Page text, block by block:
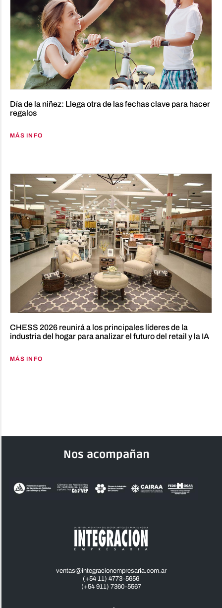
Día de la niñez: Llega otra de las fechas clave para hacer
regalos
MÁS INFO
CHESS 2026 reunirá a los principales líderes de la
industria del hogar para analizar el futuro del retail y la IA
MÁS INFO
Nos acompañan
ventas@integracionempresaria.com.ar
(+54 11) 4773-5656
(+54 911) 7360-5567